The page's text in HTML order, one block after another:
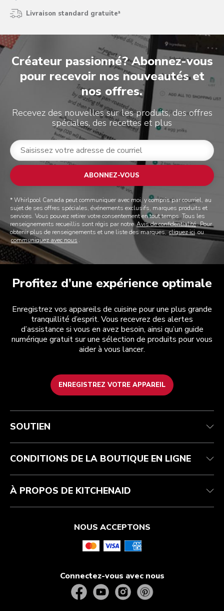
Livraison standard gratuite³
Créateur passionné? Abonnez-vous
pour recevoir nos nouveautés et
nos offres.
Recevez des nouvelles sur les produits, des offres
spéciales, des recettes et plus
ABONNEZ-VOUS
* Whirlpool Canada peut communiquer avec moi, y compris par courriel, au
sujet de ses offres spéciales, événements exclusifs, marques produits et
services. Vous pouvez retirer votre consentement en tout temps. Tous les
renseignements recueillis sont régis par notreAvis de confidentialité. Pour
obtenir plus de renseignements et une liste des marques,cliquez iciou
communiquez avec nous .
Profitez d’une expérience optimale
Enregistrez vos appareils de cuisine pour une plus grande
tranquillité d’esprit. Vous recevrez des alertes
d’assistance si vous en avez besoin, ainsi qu’un guide
numérique gratuit sur une sélection de produits pour vous
aider à vous lancer.
ENREGISTREZ VOTRE APPAREIL
Service après-vente
Contactez-nous
Réparation autorisée
Résidents du Québec
Conditions d’utilisation
Retours et remboursements
Aide relative au produit
La marque
Affiliation
SOUTIEN
CONDITIONS DE LA BOUTIQUE EN LIGNE
À PROPOS DE KITCHENAID
NOUS ACCEPTONS
Connectez-vous avec nous